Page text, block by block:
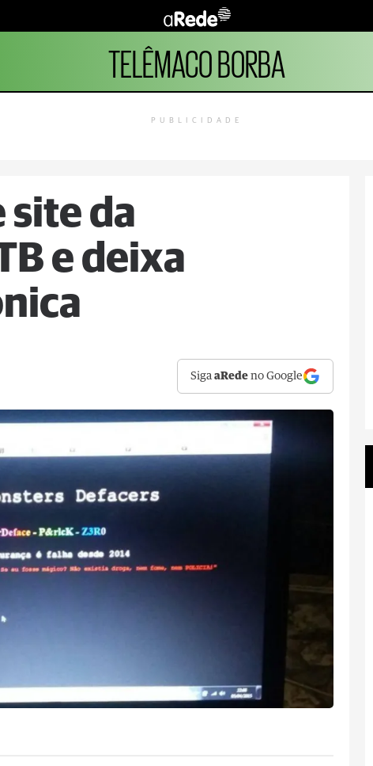
TELÊMACO BORBA
PUBLICIDADE
site da
e deixa
SigaaRede no Google